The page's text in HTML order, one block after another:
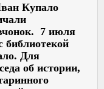
Купало
7 июля
библиотекой
Для
об истории,